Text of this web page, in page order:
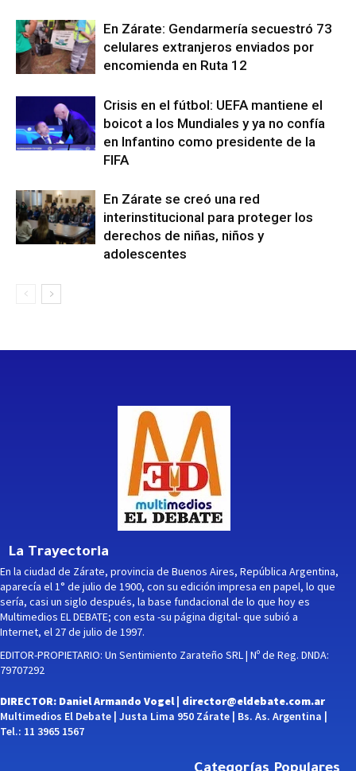
En Zárate: Gendarmería secuestró 73
celulares extranjeros enviados por
encomienda en Ruta 12
Crisis en el fútbol: UEFA mantiene el
boicot a los Mundiales y ya no confía
en Infantino como presidente de la
FIFA
En Zárate se creó una red
interinstitucional para proteger los
derechos de niñas, niños y
adolescentes
La Trayectoria
En la ciudad de Zárate, provincia de Buenos Aires, República Argentina,
aparecía el 1° de julio de 1900, con su edición impresa en papel, lo que
sería, casi un siglo después, la base fundacional de lo que hoy es
Multimedios EL DEBATE; con esta -su página digital- que subió a
Internet, el 27 de julio de 1997.
EDITOR-PROPIETARIO: Un Sentimiento Zarateño SRL | Nº de Reg. DNDA:
79707292
DIRECTOR: Daniel Armando Vogel | director@eldebate.com.ar
Multimedios El Debate | Justa Lima 950 Zárate | Bs. As. Argentina |
Tel.: 11 3965 1567